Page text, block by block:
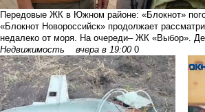
Передовые ЖК в Южном районе: «Блокнот»
«Блокнот Новороссийск» продолжает
недалеко от моря. На очереди– ЖК «Выбор».
Недвижимость
вчера в 19:00 0